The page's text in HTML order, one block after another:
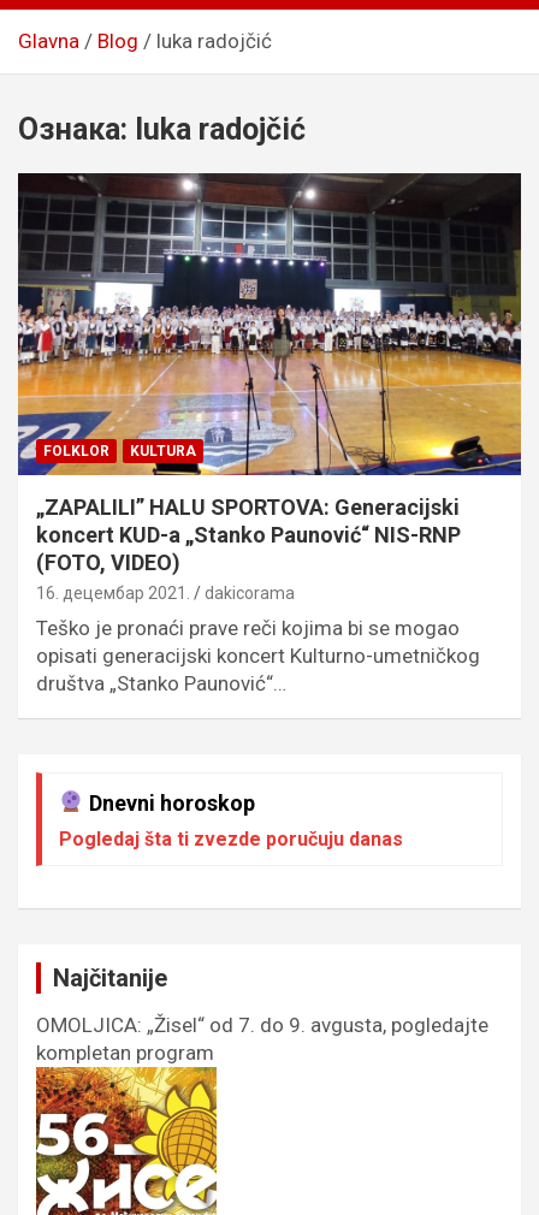
Glavna Blog luka radojčić
Ознака: luka radojčić
FOLKLOR KULTURA
„ZAPALILI” HALU SPORTOVA: Generacijski
koncert KUD-a „Stanko Paunović“ NIS-RNP
(FOTO, VIDEO)
16. децембар 2021. dakicorama
Teško je pronaći prave reči kojima bi se mogao
opisati generacijski koncert Kulturno-umetničkog
društva „Stanko Paunović“…
Dnevni horoskop
Pogledaj šta ti zvezde poručuju danas
Najčitanije
OMOLJICA: „Žisel“ od 7. do 9. avgusta, pogledajte
kompletan program